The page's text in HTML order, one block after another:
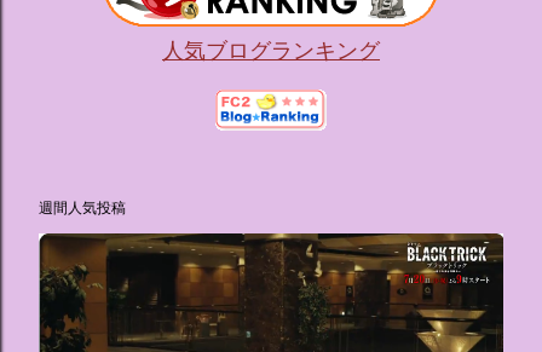
人気ブログランキング
週間人気投稿